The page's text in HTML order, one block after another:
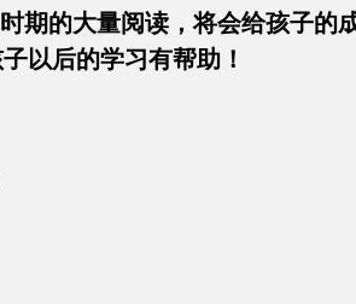
期的大量阅读，将会给孩子的
以后的学习有帮助！